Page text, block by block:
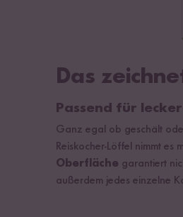
Das
Passend für
Ganz egal ob geschält
Reiskocher-Löffel nimmt
Oberfläche garantiert
außerdem jedes einzelne